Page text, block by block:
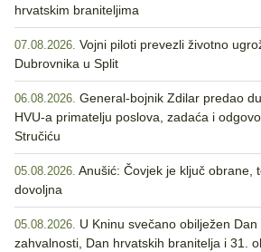
hrvatskim braniteljima
07.08.2026. Vojni piloti prevezli životno
Dubrovnika u Split
06.08.2026. General-bojnik Zdilar predao
HVU-a primatelju poslova, zadaća i
Stručiću
05.08.2026. Anušić: Čovjek je ključ obrane,
dovoljna
05.08.2026. U Kninu svečano obilježen
zahvalnosti, Dan hrvatskih branitelja i 31.